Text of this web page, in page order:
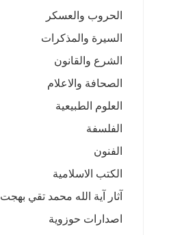
الحروب والعسكر
السيرة والمذكرات
الشرع والقانون
الصحافة والاعلام
العلوم الطبيعية
الفلسفة
الفنون
الكتب الاسلامية
آثار آية الله محمد تقي بهجت
اصدارات حوزوية